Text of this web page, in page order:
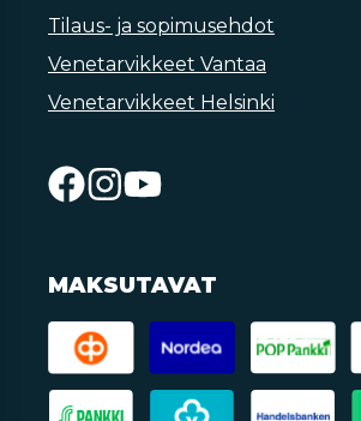
Tilaus- ja sopimusehdot
Venetarvikkeet Vantaa
Venetarvikkeet Helsinki
MAKSUTAVAT